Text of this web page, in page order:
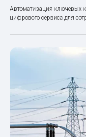
Автоматизация ключевых
цифрового сервиса для